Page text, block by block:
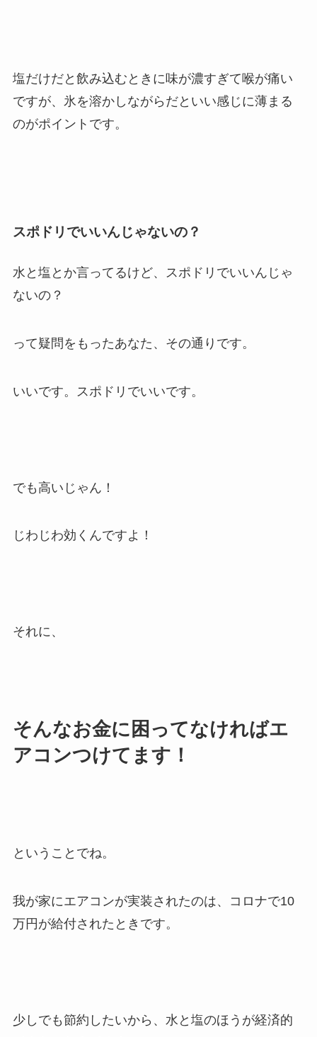
塩だけだと飲み込むときに味が濃すぎて喉が痛い
ですが、氷を溶かしながらだといい感じに薄まる
のがポイントです。
スポドリでいいんじゃないの？
水と塩とか言ってるけど、スポドリでいいんじゃ
ないの？
って疑問をもったあなた、その通りです。
いいです。スポドリでいいです。
でも高いじゃん！
じわじわ効くんですよ！
それに、
そんなお金に困ってなければエ
アコンつけてます！
ということでね。
我が家にエアコンが実装されたのは、コロナで10
万円が給付されたときです。
少しでも節約したいから、水と塩のほうが経済的